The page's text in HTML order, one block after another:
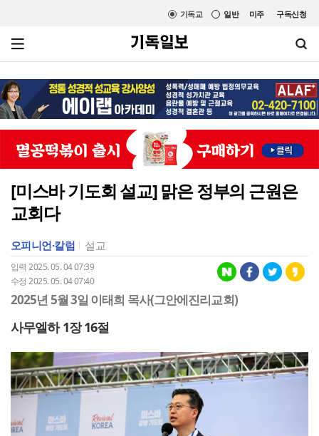
미주 구독신청
일반
기독교
[미스바 기도회 설교] 맑은 정부의 근원은
교회다
오피니언·칼럼 설교
입력 2025. 05. 04 07:39
수정 2025. 05. 04 07:40
2025년 5월 3일 이태희 목사(그안에진리교회)
사무엘하 1장 16절